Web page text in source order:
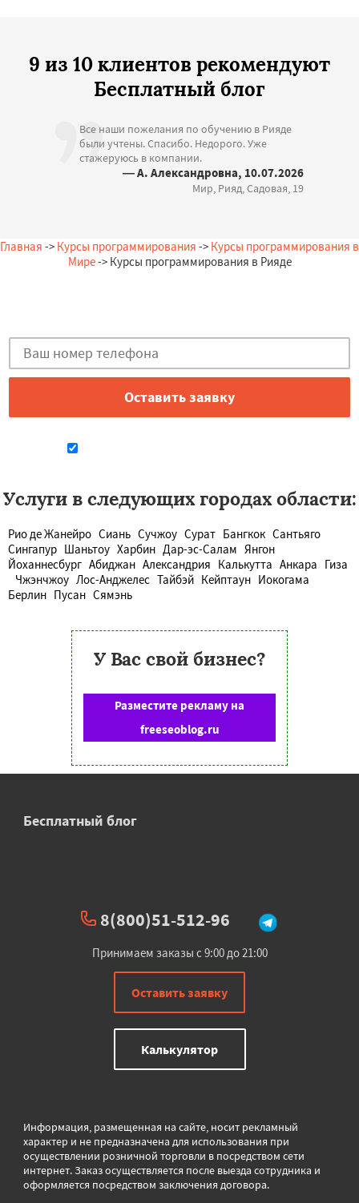
9 из 10 клиентов рекомендуют
Бесплатный блог
Все наши пожелания по обучению в Рияде
были учтены. Спасибо. Недорого. Уже
стажеруюсь в компании.
— А. Александровна, 10.07.2026
Мир, Рияд, Садовая, 19
Главная -> Курсы программирования -> Курсы программирования в
Мире-> Курсы программирования в Рияде
Услуги в следующих городах области:
Рио де Жанейро Сиань Сучжоу Сурат Бангкок Сантьяго
Сингапур Шаньтоу Харбин Дар-эс-Салам Янгон
Йоханнесбург Абиджан Александрия Калькутта Анкара Гиза
Чжэнчжоу Лос-Анджелес Тайбэй Кейптаун Иокогама
Берлин Пусан Сямэнь
У Вас свой бизнес?
Разместите рекламу на
freeseoblog.ru
Бесплатный блог
8(800)51-512-96
Принимаем заказы с 9:00 до 21:00
Оставить заявку
Калькулятор
Информация, размещенная на сайте, носит рекламный
характер и не предназначена для использования при
осуществлении розничной торговли в посредством сети
интернет. Заказ осуществляется после выезда сотрудника и
оформляется посредством заключения договора.